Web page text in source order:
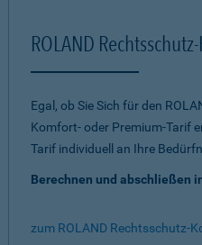
ROLAND
Egal, ob Sie Sich für den
Komfort- oder Premium-Tarif
Tarif individuell an Ihre
Berechnen und abschließen
zum ROLAND Rechtsschutz-